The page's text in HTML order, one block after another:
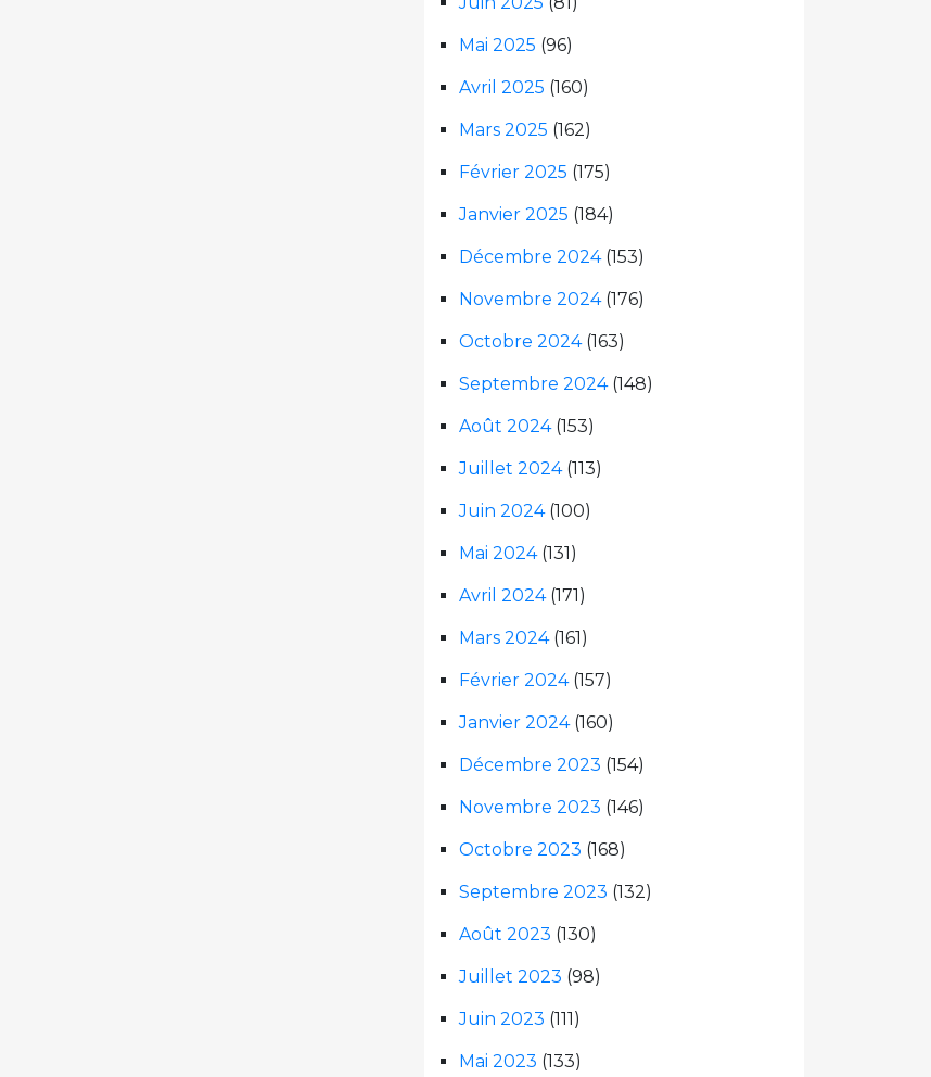
Mai 2025 (96)
Avril 2025 (160)
Mars 2025 (162)
Février 2025 (175)
Janvier 2025 (184)
Décembre 2024(153)
Novembre 2024(176)
Octobre 2024(163)
Septembre 2024(148)
Août 2024(153)
Juillet 2024(113)
Juin 2024(100)
Mai 2024(131)
Avril 2024(171)
Mars 2024(161)
Février 2024(157)
Janvier 2024(160)
Décembre 2023 (154)
Novembre 2023 (146)
Octobre 2023 (168)
Septembre 2023 (132)
Août 2023 (130)
Juillet 2023 (98)
Juin 2023 (111)
Mai 2023 (133)